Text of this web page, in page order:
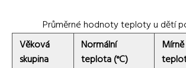
Průměrné hodnoty teploty u dětí
Věková
skupina
Normální
teplota (°C)